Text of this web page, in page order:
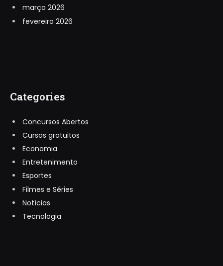
março 2026
fevereiro 2026
Categories
Concursos Abertos
Cursos gratuitos
Economia
Entretenimento
Esportes
Filmes e Séries
Notícias
Tecnologia